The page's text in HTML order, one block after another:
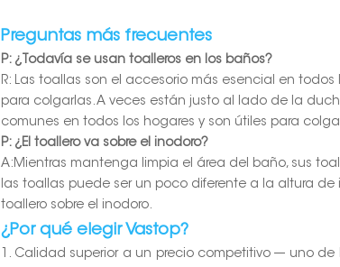
Preguntas más frecuentes
P: ¿Todavía se usan toalleros en los baños?
R: Las toallas son el accesorio más esencial en
para colgarlas. A veces están justo al lado de la
comunes en todos los hogares y son útiles para
P: ¿El toallero va sobre el inodoro?
A: Mientras mantenga limpia el área del baño, sus
las toallas puede ser un poco diferente a la altura
toallero sobre el inodoro.
¿Por qué elegir Vastop?
1. Calidad superior a un precio competitivo --- uno